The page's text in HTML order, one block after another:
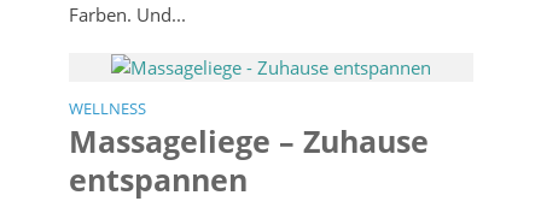
Farben. Und...
WELLNESS
Massageliege – Zuhause
entspannen